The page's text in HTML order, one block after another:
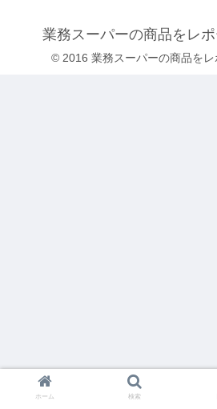
業務スーパーの商品をレ
© 2016 業務スーパーの商品を
ホーム 検索